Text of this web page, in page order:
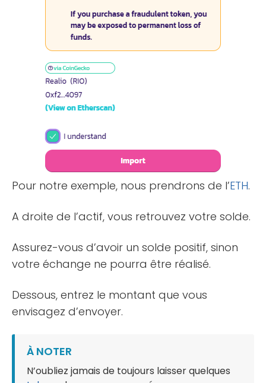
Pour notre exemple, nous prendrons de l’ETH.
A droite de l’actif, vous retrouvez votre solde.
Assurez-vous d’avoir un solde positif, sinon
votre échange ne pourra être réalisé.
Dessous, entrez le montant que vous
envisagez d’envoyer.
À NOTER
N’oubliez jamais de toujours laisser quelques